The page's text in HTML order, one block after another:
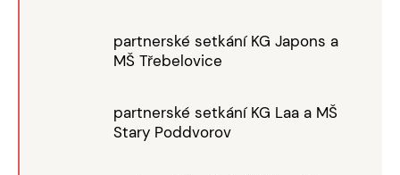
partnerské setkání KG Japons a
MŠ Třebelovice
partnerské setkání KG Laa a MŠ
Stary Poddvorov